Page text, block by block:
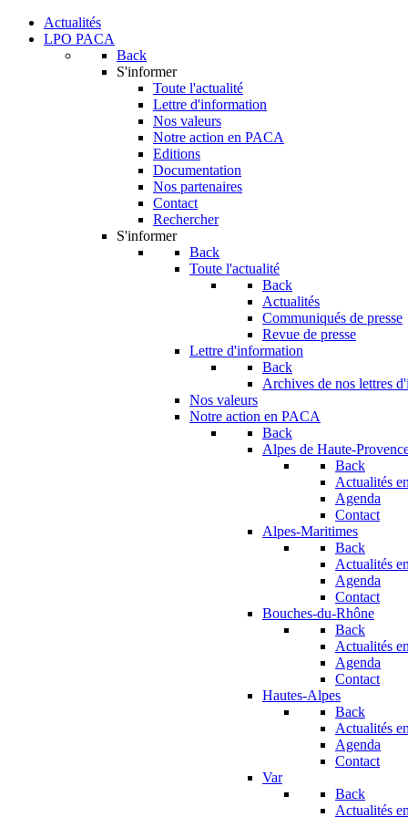
Actualités
LPO PACA
Back
S'informer
Toute l'actualité
Lettre d'information
Nos valeurs
Notre action en PACA
Editions
Documentation
Nos partenaires
Contact
Rechercher
S'informer
Back
Toute l'actualité
Back
Actualités
Communiqués de presse
Revue de presse
Lettre d'information
Back
Archives de nos lettres
Nos valeurs
Notre action en PACA
Back
Alpes de Haute-
Back
Actualités
Agenda
Contact
Alpes-Maritimes
Back
Actualités
Agenda
Contact
Bouches-du-Rhône
Back
Actualités
Agenda
Contact
Hautes-Alpes
Back
Actualités
Agenda
Contact
Var
Back
Actualités